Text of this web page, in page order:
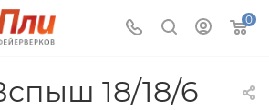
0
18/18/6